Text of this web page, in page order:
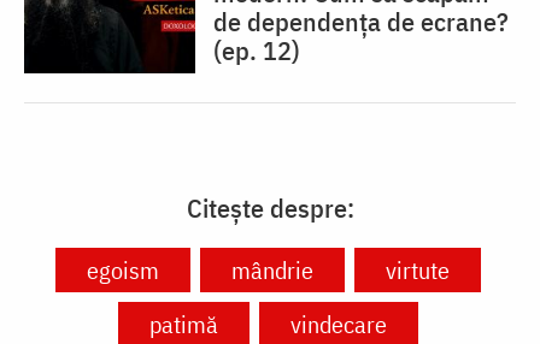
de dependența de ecrane?
(ep. 12)
Citește despre:
egoism mândrie
virtute
patimă
vindecare